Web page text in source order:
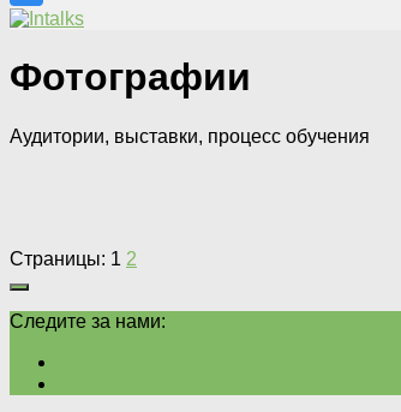
Фотографии
Аудитории, выставки, процесс обучения
Страницы: 1 2
Следите за нами: